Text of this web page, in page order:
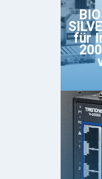
für